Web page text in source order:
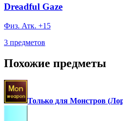
Dreadful Gaze
Физ. Атк. +15
3 предметов
Похожие предметы
Только для Монстров